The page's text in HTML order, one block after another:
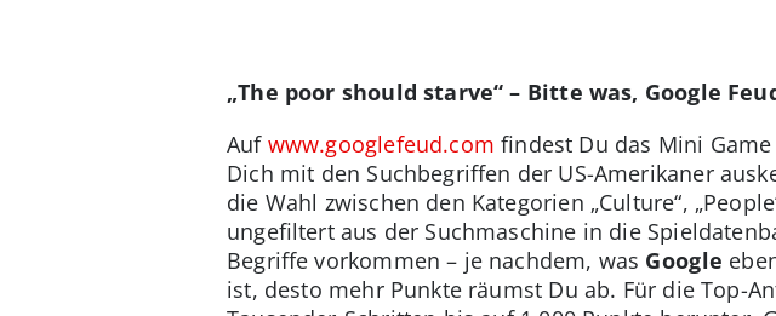
„The poor should starve“ – Bitte was, Google
Auf www.googlefeud.com findest Du das Mini
Dich mit den Suchbegriffen der US-Amerikaner
die Wahl zwischen den Kategorien „Culture“,
ungefiltert aus der Suchmaschine in die
Begriffe vorkommen – je nachdem, was Google
ist, desto mehr Punkte räumst Du ab. Für die Top-